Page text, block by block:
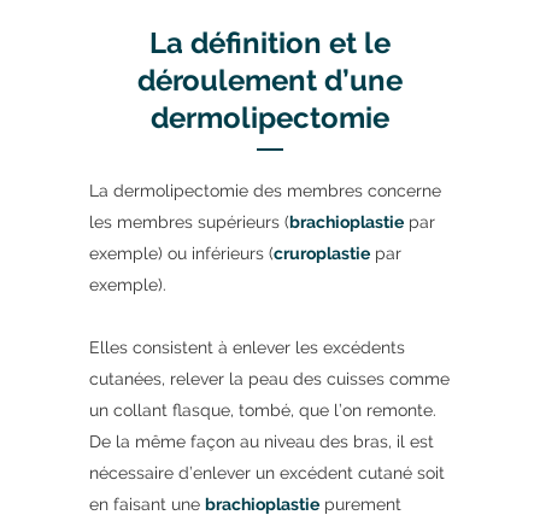
La définition et le
déroulement d’une
dermolipectomie
La dermolipectomie des membres concerne
les membres supérieurs (brachioplastie par
exemple) ou inférieurs (cruroplastie par
exemple).
Elles consistent à enlever les excédents
cutanées, relever la peau des cuisses comme
un collant flasque, tombé, que l’on remonte.
De la même façon au niveau des bras, il est
nécessaire d’enlever un excédent cutané soit
en faisant une brachioplastie purement